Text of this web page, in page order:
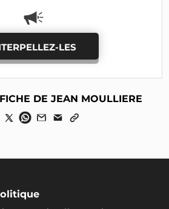
LES
DE JEAN MOULLIERE